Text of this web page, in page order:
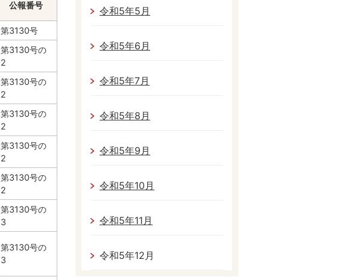
公報番号
第3130号
第3130号の
2
第3130号の
2
第3130号の
2
第3130号の
2
第3130号の
2
第3130号の
3
第3130号の
3
令和5年5月
令和5年6月
令和5年7月
令和5年8月
令和5年9月
令和5年10月
令和5年11月
令和5年12月